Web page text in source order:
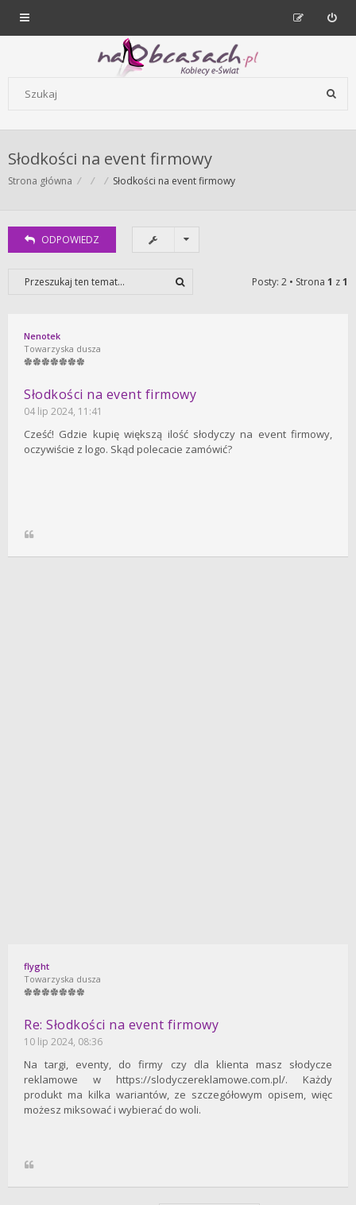
Forum dla kobiet | NaObcasach.pl
Słodkości na event firmowy
Strona główna Słodkości na event firmowy
ODPOWIEDZ
Posty: 2 • Strona 1 z1
Nenotek
Towarzyska dusza
Słodkości na event firmowy
04 lip 2024, 11:41
Cześć! Gdzie kupię większą ilość słodyczy na event firmowy,
oczywiście z logo. Skąd polecacie zamówić?
flyght
Towarzyska dusza
Re: Słodkości na event firmowy
10 lip 2024, 08:36
Na targi, eventy, do firmy czy dla klienta masz słodycze
reklamowe w https://slodyczereklamowe.com.pl/. Każdy
produkt ma kilka wariantów, ze szczegółowym opisem, więc
możesz miksować i wybierać do woli.